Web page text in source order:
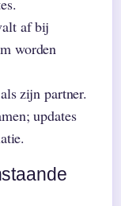
af bij
worden
zijn partner.
updates